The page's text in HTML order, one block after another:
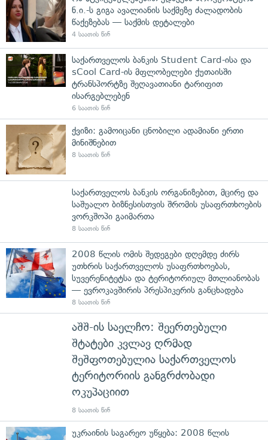
ნ.ი.-ს გიგა ავალიანის საქმეზე ძალადობის
წაქეზებას — საქმის დეტალები
4 საათის წინ
საქართველოს ბანკის Student Card-ისა და
sCool Card-ის მფლობელები ქუთაისში
ტრანსპორტზე შეღავათიანი ტარიფით
ისარგებლებენ
6 საათის წინ
ქვიზი: გამოიცანი ცნობილი ადამიანი ერთი
მინიშნებით
8 საათის წინ
საქართველოს ბანკის ორგანიზებით, მცირე და
საშუალო ბიზნესისთვის შრომის უსაფრთხოების
ვორკშოპი გაიმართა
8 საათის წინ
2008 წლის ომის შედეგები დღემდე ძირს
უთხრის საქართველოს უსაფრთხოებას,
სუვერენიტეტსა და ტერიტორიულ მთლიანობას
— ევროკავშირის პრესპიკერის განცხადება
8 საათის წინ
აშშ-ის საელჩო: შეერთებული
შტატები კვლავ ღრმად
შეშფოთებულია საქართველოს
ტერიტორიის განგრძობადი
ოკუპაციით
8 საათის წინ
უკრაინის საგარეო უწყება: 2008 წლის